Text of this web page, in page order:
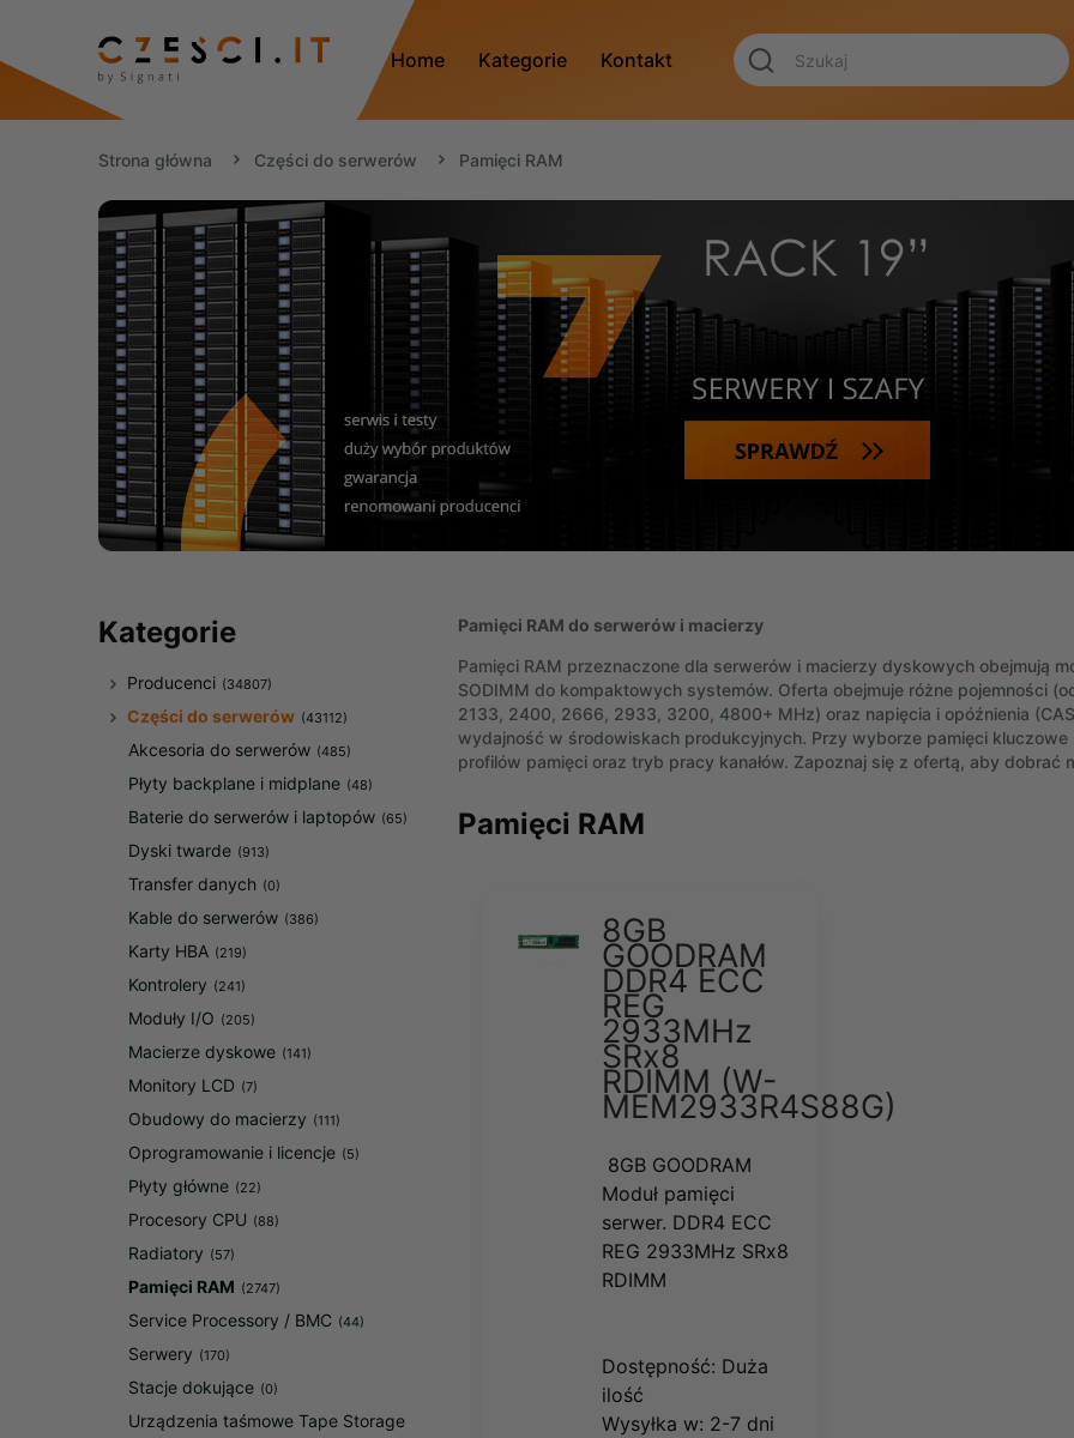
Home Kategorie Kontakt
Strona główna Części do serwerów Pamięci RAM
Kategorie
Producenci (34807)
Części do serwerów (43112)
Akcesoria do serwerów (485)
Płyty backplane i midplane (48)
Baterie do serwerów i laptopów (65)
Dyski twarde (913)
Transfer danych (0)
Kable do serwerów (386)
Karty HBA (219)
Kontrolery (241)
Moduły I/O (205)
Macierze dyskowe (141)
Monitory LCD (7)
Obudowy do macierzy (111)
Oprogramowanie i licencje (5)
Płyty główne (22)
Procesory CPU (88)
Radiatory (57)
Pamięci RAM (2747)
Service Processory / BMC (44)
Serwery (170)
Stacje dokujące (0)
Urządzenia taśmowe Tape Storage
Pamięci RAM do serwerów i macierzy
Pamięci RAM przeznaczone dla serwerów i macierzy dyskowych obejmują
SODIMM do kompaktowych systemów. Oferta obejmuje różne pojemności
2133, 2400, 2666, 2933, 3200, 4800+ MHz) oraz napięcia i opóźnienia
wydajność w środowiskach produkcyjnych. Przy wyborze pamięci kluczowe
profilów pamięci oraz tryb pracy kanałów. Zapoznaj się z ofertą, aby
Pamięci RAM
8GB
GOODRAM
DDR4 ECC
REG
2933MHz
SRx8
RDIMM (W-
MEM2933R4S88G)
8GB GOODRAM
Moduł pamięci
serwer. DDR4 ECC
REG 2933MHz SRx8
RDIMM
Dostępność: Duża
ilość
Wysyłka w: 2-7 dni